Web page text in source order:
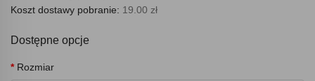
Koszt dostawy pobranie: 19.00 zł
Dostępne opcje
Rozmiar